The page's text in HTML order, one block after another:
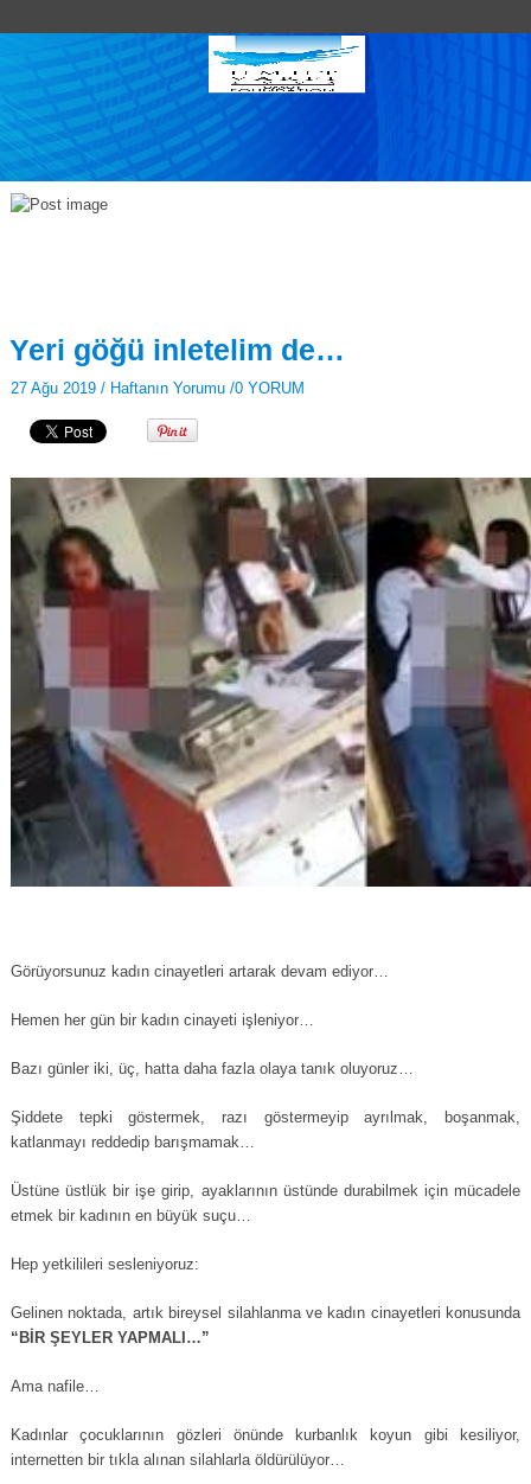
Yeri göğü inletelim de…
27 Ağu 2019 / Haftanın Yorumu /0 YORUM
Görüyorsunuz kadın cinayetleri artarak devam ediyor…
Hemen her gün bir kadın cinayeti işleniyor…
Bazı günler iki, üç, hatta daha fazla olaya tanık oluyoruz…
Şiddete tepki göstermek, razı göstermeyip ayrılmak, boşanmak,
katlanmayı reddedip barışmamak…
Üstüne üstlük bir işe girip, ayaklarının üstünde durabilmek için mücadele
etmek bir kadının en büyük suçu…
Hep yetkilileri sesleniyoruz:
Gelinen noktada, artık bireysel silahlanma ve kadın cinayetleri konusunda
“BİR ŞEYLER YAPMALI…”
Ama nafile…
Kadınlar çocuklarının gözleri önünde kurbanlık koyun gibi kesiliyor,
internetten bir tıkla alınan silahlarla öldürülüyor…